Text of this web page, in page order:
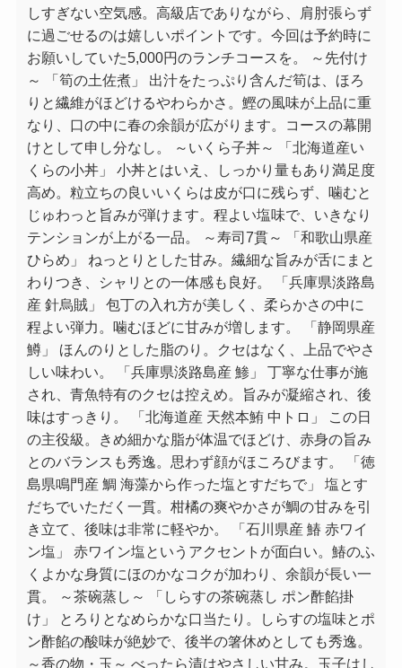
しすぎない空気感。高級店でありながら、肩肘張らず
に過ごせるのは嬉しいポイントです。今回は予約時に
お願いしていた5,000円のランチコースを。 ～先付け
～ 「筍の土佐煮」 出汁をたっぷり含んだ筍は、ほろ
りと繊維がほどけるやわらかさ。鰹の風味が上品に重
なり、口の中に春の余韻が広がります。コースの幕開
けとして申し分なし。 ～いくら子丼～ 「北海道産い
くらの小丼」 小丼とはいえ、しっかり量もあり満足度
高め。粒立ちの良いいくらは皮が口に残らず、噛むと
じゅわっと旨みが弾けます。程よい塩味で、いきなり
テンションが上がる一品。 ～寿司7貫～ 「和歌山県産
ひらめ」 ねっとりとした甘み。繊細な旨みが舌にまと
わりつき、シャリとの一体感も良好。 「兵庫県淡路島
産 針烏賊」 包丁の入れ方が美しく、柔らかさの中に
程よい弾力。噛むほどに甘みが増します。 「静岡県産
鱒」 ほんのりとした脂のり。クセはなく、上品でやさ
しい味わい。 「兵庫県淡路島産 鯵」 丁寧な仕事が施
され、青魚特有のクセは控えめ。旨みが凝縮され、後
味はすっきり。 「北海道産 天然本鮪 中トロ」 この日
の主役級。きめ細かな脂が体温でほどけ、赤身の旨み
とのバランスも秀逸。思わず顔がほころびます。 「徳
島県鳴門産 鯛 海藻から作った塩とすだちで」 塩とす
だちでいただく一貫。柑橘の爽やかさが鯛の甘みを引
き立て、後味は非常に軽やか。 「石川県産 鰆 赤ワイ
ン塩」 赤ワイン塩というアクセントが面白い。鰆のふ
くよかな身質にほのかなコクが加わり、余韻が長い一
貫。 ～茶碗蒸し～ 「しらすの茶碗蒸し ポン酢餡掛
け」 とろりとなめらかな口当たり。しらすの塩味とポ
ン酢餡の酸味が絶妙で、後半の箸休めとしても秀逸。
～香の物・玉～ べったら漬はやさしい甘み。玉子はし